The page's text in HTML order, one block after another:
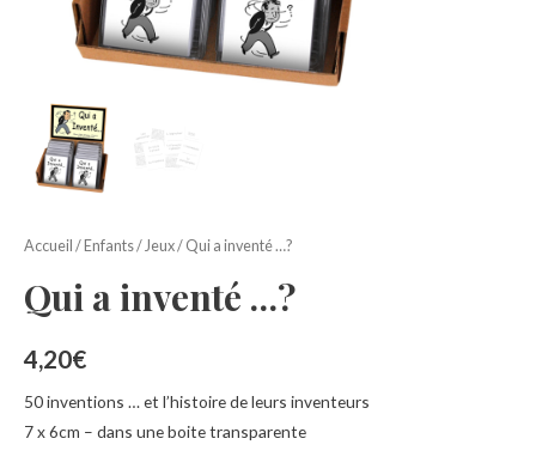
Accueil / Enfants/Jeux/ Qui a inventé …?
Qui a inventé …?
4,20€
50 inventions … et l’histoire de leurs inventeurs
7 x 6cm – dans une boite transparente